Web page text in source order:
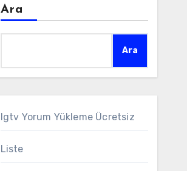
Ara
Ara
Igtv Yorum Yükleme Ücretsiz
Liste